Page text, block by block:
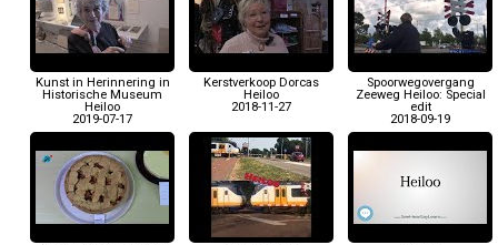
Kunst in Herinnering in
Historische Museum
Heiloo
2019-07-17
Kerstverkoop Dorcas
Heiloo
2018-11-27
Spoorwegovergang
Zeeweg Heiloo: Special
edit
2018-09-19